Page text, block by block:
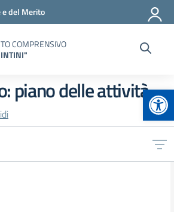
del Merito
COMPRENSIVO
piano delle attività